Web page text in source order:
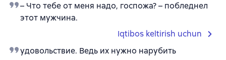
– Что тебе от меня надо, госпожа? – побледнел
этот мужчина.
Iqtibos keltirish uchun
удовольствие. Ведь их нужно нарубить